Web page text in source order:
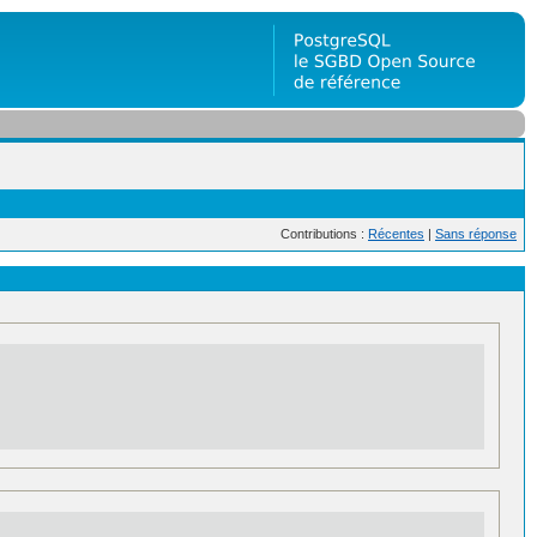
Contributions : Récentes | Sans réponse